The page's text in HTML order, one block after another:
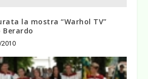
la mostra “Warhol TV”
Berardo